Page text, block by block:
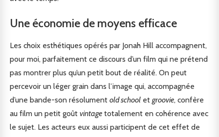
Une économie de moyens efficace
Les choix esthétiques opérés par Jonah Hill accompagnent,
pour moi, parfaitement ce discours d’un film qui ne prétend
pas montrer plus qu’un petit bout de réalité. On peut
percevoir un léger grain dans l’image qui, accompagnée
d’une bande-son résolument old school et groovie, confère
au film un petit goût vintage totalement en cohérence avec
le sujet. Les acteurs eux aussi participent de cet effet de